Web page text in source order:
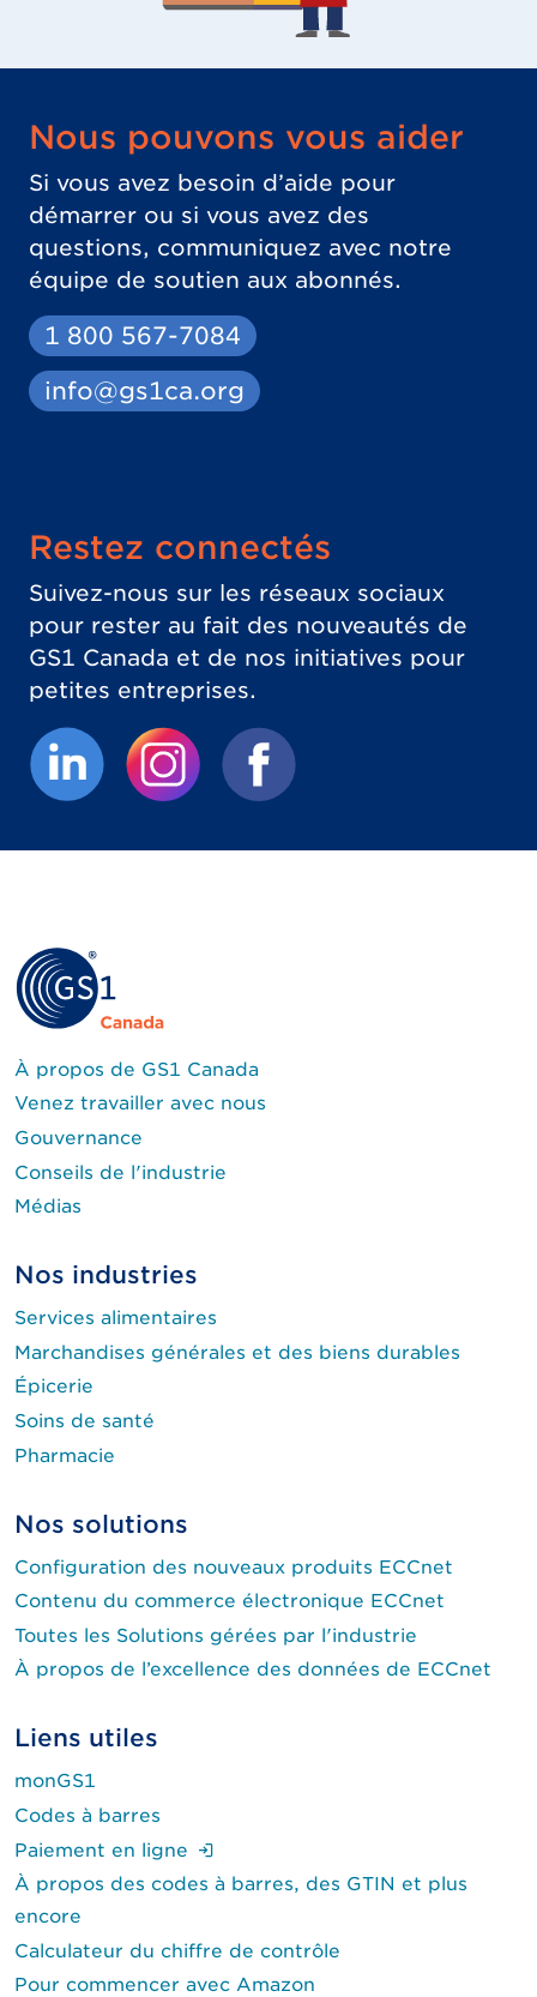
Nous pouvons vous aider
Si vous avez besoin d’aide pour
démarrer ou si vous avez des
questions, communiquez avec notre
équipe de soutien aux abonnés.
1 800 567-7084
info@gs1ca.org
Restez connectés
Suivez-nous sur les réseaux sociaux
pour rester au fait des nouveautés de
GS1 Canada et de nos initiatives pour
petites entreprises.
À propos de GS1 Canada
Venez travailler avec nous
Gouvernance
Conseils de l'industrie
Médias
Nos industries
Services alimentaires
Marchandises générales et des biens durables
Épicerie
Soins de santé
Pharmacie
Nos solutions
Configuration des nouveaux produits ECCnet
Contenu du commerce électronique ECCnet
Toutes les Solutions gérées par l'industrie
À propos de l’excellence des données de ECCnet
Liens utiles
monGS1
Codes à barres
Paiement en ligne
À propos des codes à barres, des GTIN et plus
encore
Calculateur du chiffre de contrôle
Pour commencer avec Amazon